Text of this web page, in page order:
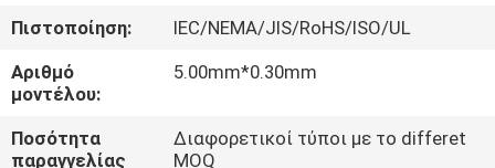
ΓΎΡΟΣ
ΕΡΓΟΣΤΑΣΊΩΝ
ΠΟΙΟΤΙΚΌΣ
Πιστοποίηση:
IEC/NEMA/JIS/RoHS/ISO/UL
Αριθμό
μοντέλου:
5.00mm*0.30mm
Ποσότητα
παραγγελίας
Διαφορετικοί τύποι με το differet
MOQ